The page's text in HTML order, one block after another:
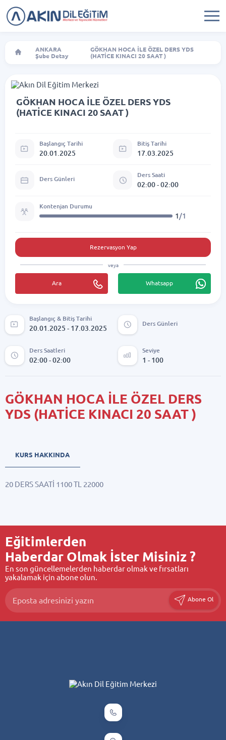
ANKARA
Şube Detay
GÖKHAN HOCA İLE ÖZEL DERS YDS
(HATİCE KINACI 20 SAAT )
Başlangıç & Bitiş Tarihi
20.01.2025 - 17.03.2025
Ders Günleri
Ders Saatleri
02:00 - 02:00
Seviye
1 - 100
GÖKHAN HOCA İLE ÖZEL DERS
YDS (HATİCE KINACI 20 SAAT )
KURS HAKKINDA
20 DERS SAATİ 1100 TL 22000
GÖKHAN HOCA İLE ÖZEL DERS YDS
(HATİCE KINACI 20 SAAT )
Başlangıç Tarihi
20.01.2025
Bitiş Tarihi
17.03.2025
Ders Günleri
Ders Saati
02:00 - 02:00
Kontenjan Durumu
1/1
Rezervasyon Yap
veya
Ara Whatsapp
Eğitimlerden
Haberdar Olmak İster Misiniz ?
En son güncellemelerden haberdar olmak ve fırsatları
yakalamak için abone olun.
Abone Ol